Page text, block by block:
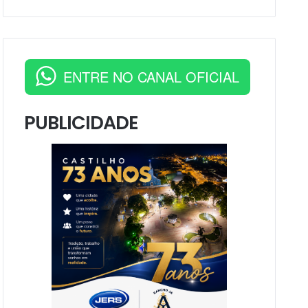
ENTRE NO CANAL OFICIAL
PUBLICIDADE